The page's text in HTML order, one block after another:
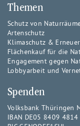
Themen
Schutz von
Artenschutz
Klimaschutz &
Flächenkauf für die
Engagement gegen
Lobbyarbeit und
Spenden
Volksbank Thüringen
IBAN DE05 8409